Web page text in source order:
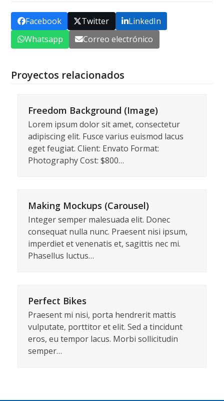
Facebook Twitter
LinkedIn
Whatsapp
Correo electrónico
Proyectos relacionados
Freedom Background (Image)
Lorem ipsum dolor sit amet, consectetur
adipiscing elit. Fusce varius euismod lacus
eget feugiat. Client: Envato Format:
Photography Cost: $800…
Making Mockups (Carousel)
Integer semper malesuada elit. Donec
consequat nulla nunc. Praesent nisi ipsum,
imperdiet et venenatis et, sagittis nec mi.
Phasellus luctus…
Perfect Bikes
Praesent mi nisi, porta hendrerit mattis
vulputate, porttitor et elit. Sed a tincidunt
eros, eu tempor lacus. Morbi sollicitudin
semper…